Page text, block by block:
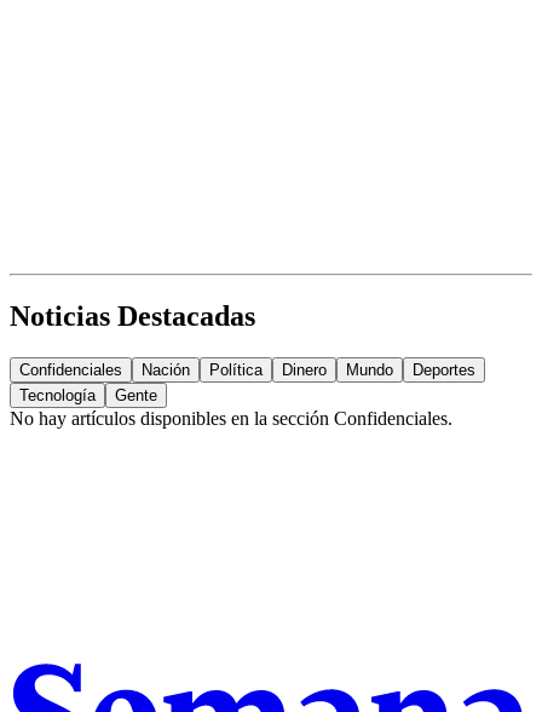
Noticias Destacadas
Confidenciales Nación Política Dinero Mundo
Deportes
Tecnología
Gente
No hay artículos disponibles en la sección Confidenciales.